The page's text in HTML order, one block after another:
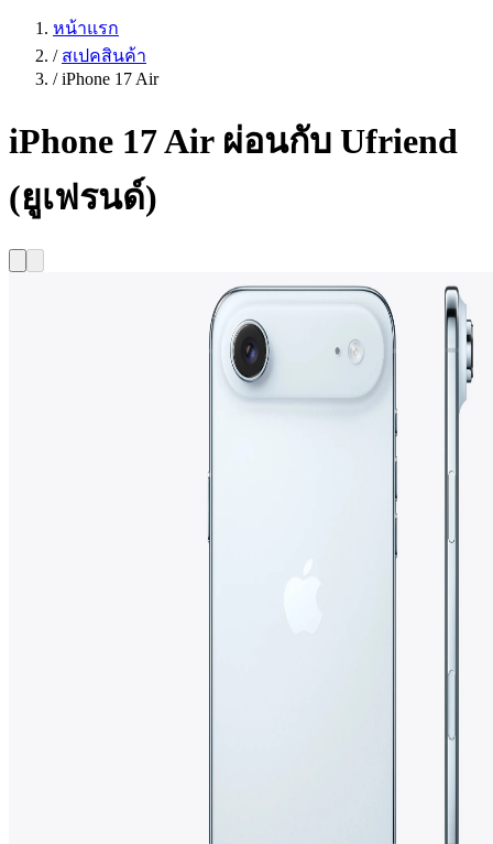
หน้าแรก
/ สเปคสินค้า
/iPhone 17 Air
iPhone 17 Air ผ่อนกับ Ufriend
(ยูเฟรนด์)